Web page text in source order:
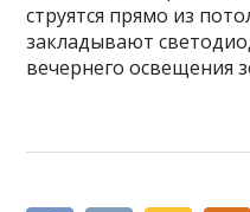
струятся прямо из
закладывают
вечернего освещения